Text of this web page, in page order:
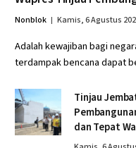
Nonblok Kamis, 6 Agustus
Adalah kewajiban bagi
terdampak bencana dapat
Tinjau
dan Tepat